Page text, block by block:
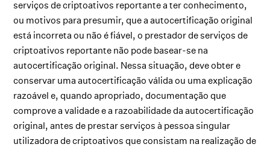
serviços de criptoativos reportante a ter conhecimento,
ou motivos para presumir, que a autocertificação original
está incorreta ou não é fiável, o prestador de serviços de
criptoativos reportante não pode basear-se na
autocertificação original. Nessa situação, deve obter e
conservar uma autocertificação válida ou uma explicação
razoável e, quando apropriado, documentação que
comprove a validade e a razoabilidade da autocertificação
original, antes de prestar serviços à pessoa singular
utilizadora de criptoativos que consistam na realização de